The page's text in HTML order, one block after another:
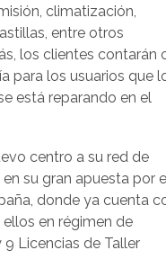
climatización,
entre otros
los clientes contarán
para los usuarios que
está reparando en el
centro a su red de
su gran apuesta por
donde ya cuenta
en régimen de
Licencias de Taller